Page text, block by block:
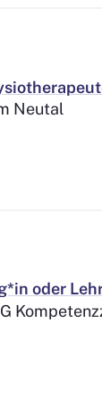
Neutal
oder